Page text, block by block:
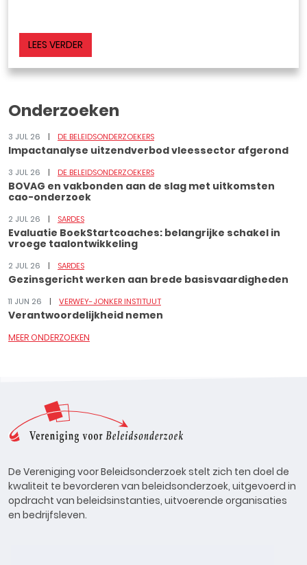
LEES VERDER
Onderzoeken
3 JUL 26 DE BELEIDSONDERZOEKERS
Impactanalyse uitzendverbod vleessector afgerond
3 JUL 26 DE BELEIDSONDERZOEKERS
BOVAG en vakbonden aan de slag met uitkomsten
cao-onderzoek
2 JUL 26 SARDES
Evaluatie BoekStartcoaches: belangrijke schakel in
vroege taalontwikkeling
2 JUL 26 SARDES
Gezinsgericht werken aan brede basisvaardigheden
11 JUN 26 VERWEY-JONKER INSTITUUT
Verantwoordelijkheid nemen
MEER ONDERZOEKEN
De Vereniging voor Beleidsonderzoek stelt zich ten doel de
kwaliteit te bevorderen van beleidsonderzoek, uitgevoerd in
opdracht van beleidsinstanties, uitvoerende organisaties
en bedrijfsleven.